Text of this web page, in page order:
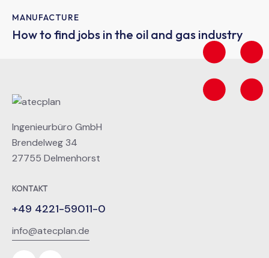
MANUFACTURE
How to find jobs in the oil and gas industry
Ingenieurbüro GmbH
Brendelweg 34
27755 Delmenhorst
KONTAKT
+49 4221-59011-0
info@atecplan.de